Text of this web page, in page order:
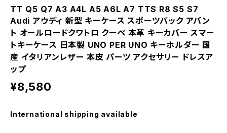
TT Q5 Q7 A3 A4L A5 A6L A7 TTS R8 S5 S7
Audi アウディ 新型 キーケース スポーツバック アバン
ト オールロードクワトロ クーペ 本革 キーカバー スマー
トキーケース 日本製 UNO PER UNO キーホルダー 国
産 イタリアンレザー 本皮 パーツ アクセサリー ドレスア
ップ
¥8,580
International shipping available